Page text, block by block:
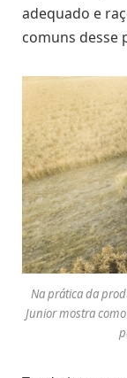
adequado e
comuns desse
Na prática da
Junior mostra